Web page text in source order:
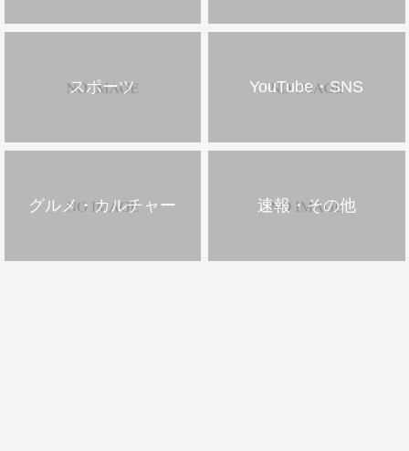
スポーツ YouTube・SNS
グルメ・カルチャー 速報・その他